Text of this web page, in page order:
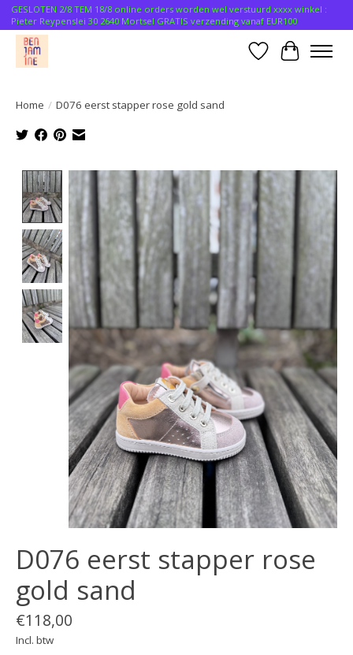
GESLOTEN 2/8 TEM 18/8 online orders worden wel verstuurd xxxx winkel :
Pieter Reypenslei 30 2640 Mortsel GRATIS verzending vanaf EUR100
Verlanglijst
Home / D076 eerst stapper rose gold sand
Product image slideshow Items
D076 eerst stapper rose
gold sand
€118,00
Incl. btw